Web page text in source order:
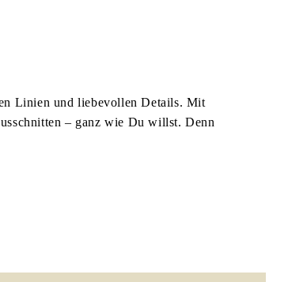
Linien und liebevollen Details. Mit
– ganz wie Du willst. Denn